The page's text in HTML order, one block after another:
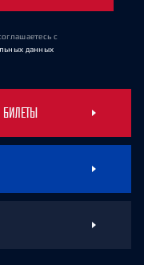
с
данных
БИЛЕТЫ